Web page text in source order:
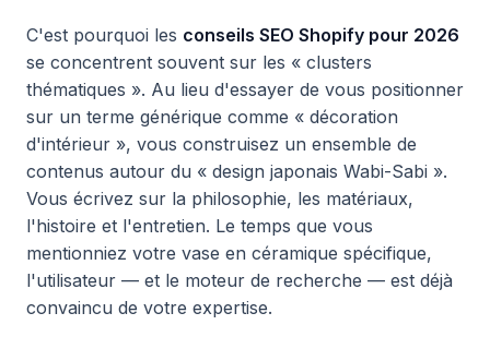
C'est pourquoi les conseils SEO Shopify pour 2026
se concentrent souvent sur les « clusters
thématiques ». Au lieu d'essayer de vous positionner
sur un terme générique comme « décoration
d'intérieur », vous construisez un ensemble de
contenus autour du « design japonais Wabi-Sabi ».
Vous écrivez sur la philosophie, les matériaux,
l'histoire et l'entretien. Le temps que vous
mentionniez votre vase en céramique spécifique,
l'utilisateur — et le moteur de recherche — est déjà
convaincu de votre expertise.